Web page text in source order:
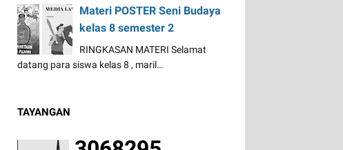
Materi POSTER Seni Budaya
kelas 8 semester 2
RINGKASAN MATERI Selamat
datang para siswa kelas 8 , maril…
TAYANGAN